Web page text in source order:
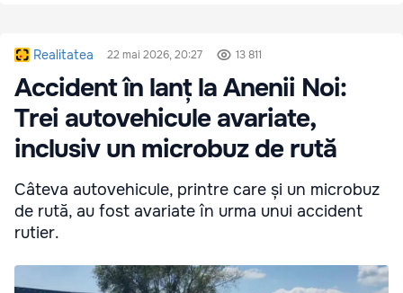
Realitatea 22 mai 2026, 20:27 13 811
Accident în lanț la Anenii Noi:
Trei autovehicule avariate,
inclusiv un microbuz de rută
Câteva autovehicule, printre care și un microbuz
de rută, au fost avariate în urma unui accident
rutier.